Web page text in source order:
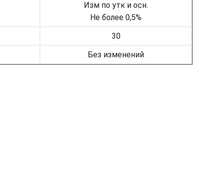
Изм по утк и осн.
Не более 0,5%
30
Без изменений